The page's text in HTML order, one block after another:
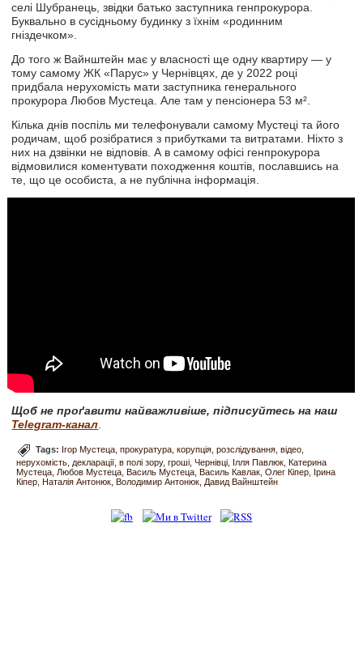
селі Шубранець, звідки батько заступника генпрокурора.
Буквально в сусідньому будинку з їхнім «родинним
гніздечком».
До того ж Вайнштейн має у власності ще одну квартиру — у
тому самому ЖК «Парус» у Чернівцях, де у 2022 році
придбала нерухомість мати заступника генерального
прокурора Любов Мустеца. Але там у пенсіонера 53 м².
Кілька днів поспіль ми телефонували самому Мустеці та його
родичам, щоб розібратися з прибутками та витратами. Ніхто з
них на дзвінки не відповів. А в самому офісі генпрокурора
відмовилися коментувати походження коштів, пославшись на
те, що це особиста, а не публічна інформація.
Щоб не проґавити найважливіше, підписуйтесь на наш
Telegram-канал
Tags: Ігор Мустеца прокуратура корупція розслідування відео
нерухомість декларації в полі зору гроші Чернівці Ілля Павлюк Катерина
Мустеца Любов Мустеца Василь Мустеца Василь Кавлак Олег Кіпер Ірина
Кіпер Наталія Антонюк Володимир Антонюк Давид Вайнштейн